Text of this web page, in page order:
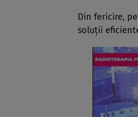
Din fericire,
soluții